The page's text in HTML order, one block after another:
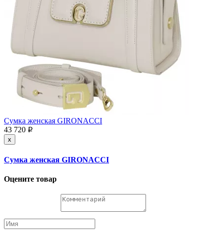
Сумка женская GIRONACCI
43 720 p
x
Сумка женская GIRONACCI
Оцените товар